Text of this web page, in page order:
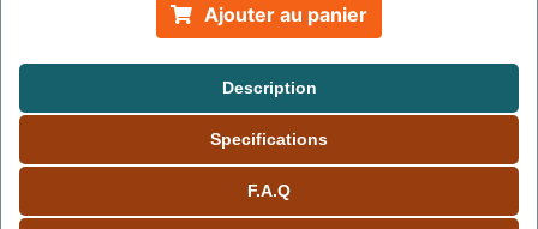
Ajouter au panier
Description
Specifications
F.A.Q